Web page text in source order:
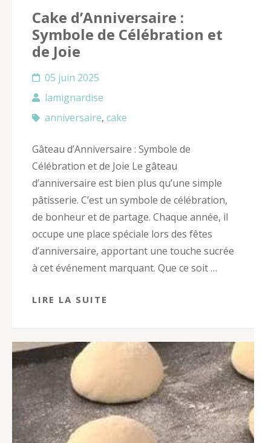
Cake d’Anniversaire :
Symbole de Célébration et
de Joie
05 juin 2025
lamignardise
anniversaire, cake
Gâteau d’Anniversaire : Symbole de
Célébration et de Joie Le gâteau
d’anniversaire est bien plus qu’une simple
pâtisserie. C’est un symbole de célébration,
de bonheur et de partage. Chaque année, il
occupe une place spéciale lors des fêtes
d’anniversaire, apportant une touche sucrée
à cet événement marquant. Que ce soit …
LIRE LA SUITE